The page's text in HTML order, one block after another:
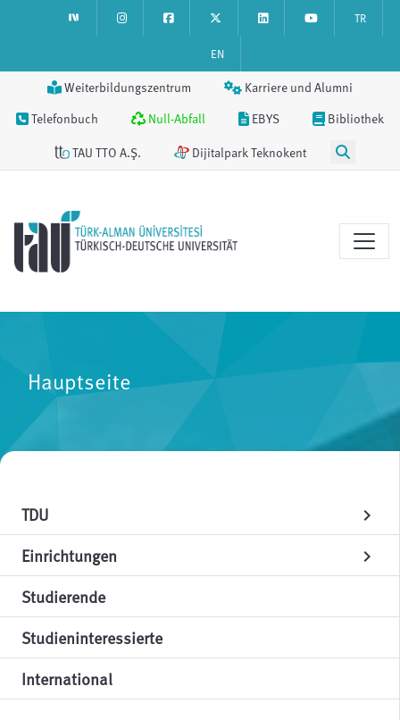
TR
EN
Weiterbildungszentrum
Karriere und Alumni
Telefonbuch
Null-Abfall EBYS
Bibliothek
TAU TTO A.Ş.
Dijitalpark Teknokent
Hauptseite
TDU chevron_right
Einrichtungen chevron_right
Studierende
Studieninteressierte
International